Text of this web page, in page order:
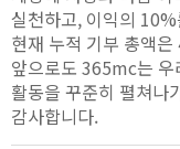
실천하고, 이익의 10%
현재 누적 기부 총액은
앞으로도 365mc는
활동을 꾸준히 펼쳐나
감사합니다.